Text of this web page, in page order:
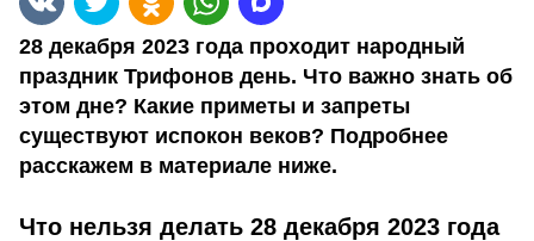
28 декабря 2023 года проходит народный
праздник Трифонов день. Что важно знать об
этом дне? Какие приметы и запреты
существуют испокон веков? Подробнее
расскажем в материале ниже.
Что нельзя делать 28 декабря 2023 года